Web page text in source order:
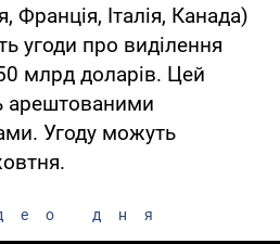
Франція, Італія, Канада)
угоди про виділення
млрд доларів. Цей
арештованими
Угоду можуть
дня